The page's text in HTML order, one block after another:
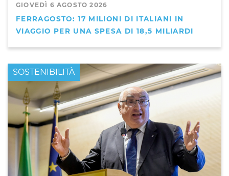
GIOVEDÌ 6 AGOSTO 2026
FERRAGOSTO: 17 MILIONI DI ITALIANI IN
VIAGGIO PER UNA SPESA DI 18,5 MILIARDI
PRIMO PIANO
SOSTENIBILITÀ